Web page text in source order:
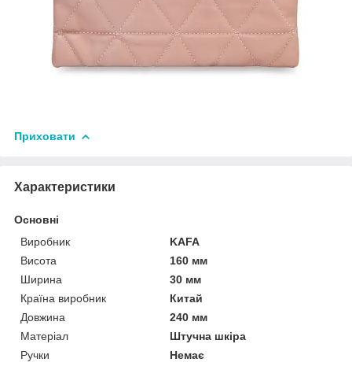
Приховати
Характеристики
Основні
Виробник
KAFA
Висота
160 мм
Ширина
30 мм
Країна виробник
Китай
Довжина
240 мм
Матеріал
Штучна шкіра
Ручки
Немає